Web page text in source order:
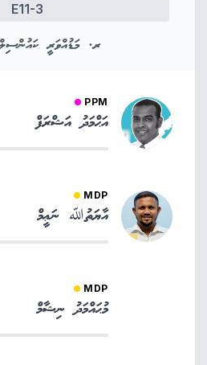
E11-3
ރ. މަޑުއްވަރީ
PPM
އަޙްމަދު އަޝްރަފް
MDP
އާޔަތުﷲ ނަޢީމް
MDP
މުޙައްމަދު ނިޝާމް